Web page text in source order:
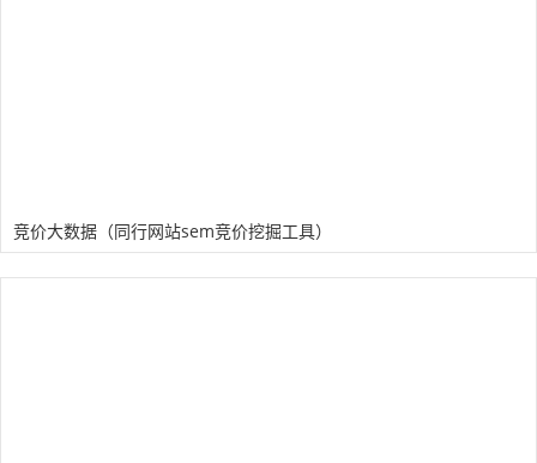
竞价大数据（同行网站sem竞价挖掘工具）